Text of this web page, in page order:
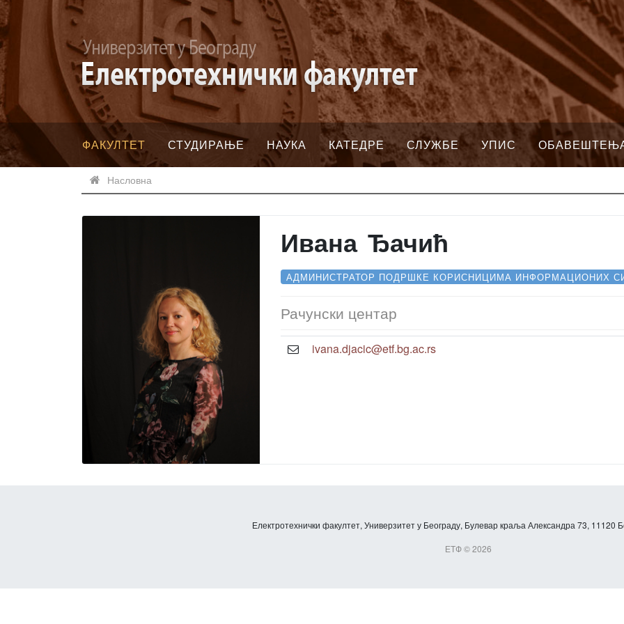
ФАКУЛТЕТ СТУДИРАЊЕ НАУКА КАТЕДРЕ СЛУЖБЕ УПИС
Насловна
Ивана Ђачић
АДМИНИСТРАТОР ПОДРШКЕ КОРИСНИЦИМА ИНФОРМАЦИОНИХ
Рачунски центар
ivana.djacic@etf.bg.ac.rs
Електротехнички факултет, Универзитет у Београду, Булевар краља Александра 73, 11120
ЕТФ © 2026